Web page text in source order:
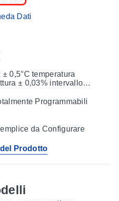
0,5°C temperatura
± 0,03% intervallo
Programmabili
da Configurare
Prodotto
Dati